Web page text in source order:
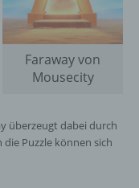
Faraway von
Mousecity
überzeugt dabei durch
Puzzle können sich